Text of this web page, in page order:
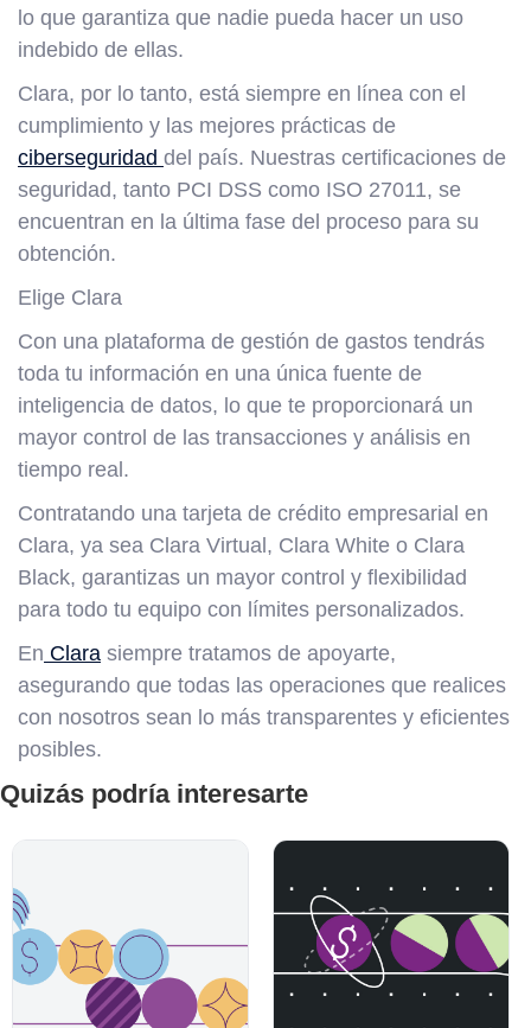
lo que garantiza que nadie pueda hacer un uso
indebido de ellas.
Clara, por lo tanto, está siempre en línea con el
cumplimiento y las mejores prácticas de
ciberseguridad del país. Nuestras certificaciones de
seguridad, tanto PCI DSS como ISO 27011, se
encuentran en la última fase del proceso para su
obtención.
Elige Clara
Con una plataforma de gestión de gastos tendrás
toda tu información en una única fuente de
inteligencia de datos, lo que te proporcionará un
mayor control de las transacciones y análisis en
tiempo real.
Contratando una tarjeta de crédito empresarial en
Clara, ya sea Clara Virtual, Clara White o Clara
Black, garantizas un mayor control y flexibilidad
para todo tu equipo con límites personalizados.
En Clara siempre tratamos de apoyarte,
asegurando que todas las operaciones que realices
con nosotros sean lo más transparentes y eficientes
posibles.
Quizás podría interesarte